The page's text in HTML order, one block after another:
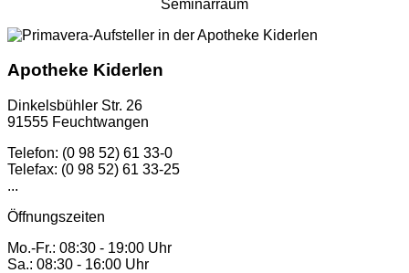
Seminarraum
Apotheke Kiderlen
Dinkelsbühler Str. 26
91555 Feuchtwangen
Telefon: (0 98 52) 61 33-0
Telefax: (0 98 52) 61 33-25
...
Öffnungszeiten
Mo.-Fr.: 08:30 - 19:00 Uhr
Sa.: 08:30 - 16:00 Uhr